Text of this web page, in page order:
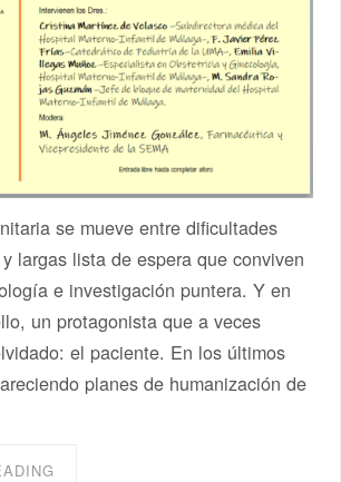
se mueve entre dificultades
largas lista de espera que conviven
e investigación puntera. Y en
un protagonista que a veces
el paciente. En los últimos
planes de humanización de